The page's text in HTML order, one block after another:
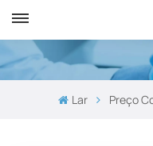
Lar Preço